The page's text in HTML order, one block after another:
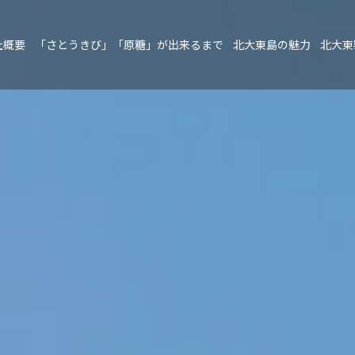
概要 「さとうきび」「原糖」が出来るまで 北大東島の魅力 北大